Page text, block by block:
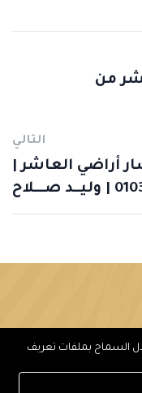
23 بالعاشر من
التالي
أراضي العاشر |
صـــلاح
السماح بملفات تعريف